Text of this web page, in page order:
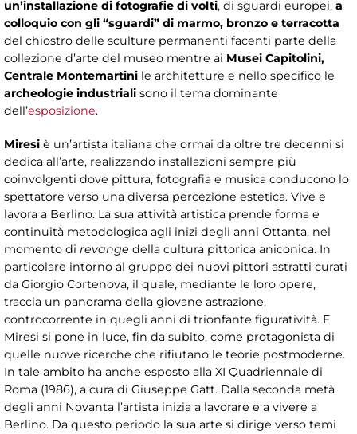
un’installazione di fotografie di volti, di sguardi europei, a
colloquio con gli “sguardi” di marmo, bronzo e terracotta
del chiostro delle sculture permanenti facenti parte della
collezione d’arte del museo mentre ai Musei Capitolini,
Centrale Montemartini le architetture e nello specifico le
archeologie industriali sono il tema dominante
dell’esposizione.
Miresi è un’artista italiana che ormai da oltre tre decenni si
dedica all’arte, realizzando installazioni sempre più
coinvolgenti dove pittura, fotografia e musica conducono lo
spettatore verso una diversa percezione estetica. Vive e
lavora a Berlino. La sua attività artistica prende forma e
continuità metodologica agli inizi degli anni Ottanta, nel
momento di revange della cultura pittorica aniconica. In
particolare intorno al gruppo dei nuovi pittori astratti curati
da Giorgio Cortenova, il quale, mediante le loro opere,
traccia un panorama della giovane astrazione,
controcorrente in quegli anni di trionfante figuratività. E
Miresi si pone in luce, fin da subito, come protagonista di
quelle nuove ricerche che rifiutano le teorie postmoderne.
In tale ambito ha anche esposto alla XI Quadriennale di
Roma (1986), a cura di Giuseppe Gatt. Dalla seconda metà
degli anni Novanta l’artista inizia a lavorare e a vivere a
Berlino. Da questo periodo la sua arte si dirige verso temi